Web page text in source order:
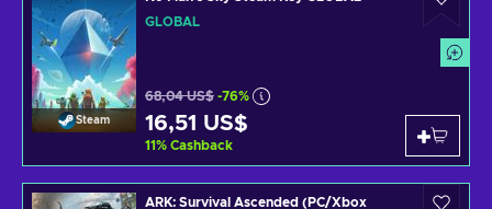
Steam
GLOBAL
68,04 US$ -76%
16,51 US$
11% Cashback
ARK: Survival Ascended (PC/Xbox